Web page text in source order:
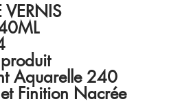
Aquarelle 240
Finition Nacrée